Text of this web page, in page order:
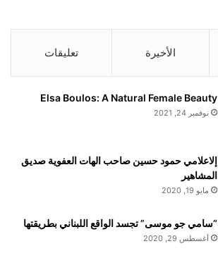
الأخيرة تعليقات
Elsa Boulos: A Natural Female Beauty
نوفمبر 24, 2021
إلاعلامي حمود حسين صاحب الهات العفوية صديق
المشاهير
مايو 19, 2020
“سامي جو موسى” تجسد الواقع اللبناني بطريقتها
أغسطس 29, 2020